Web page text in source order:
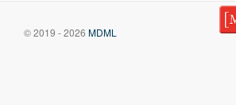
© 2019 - 2026 MDML